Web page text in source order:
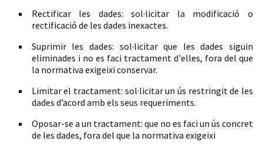
Rectificar les dades: sol·licitar la modificació o
rectificació de les dades inexactes.
Suprimir les dades: sol·licitar que les dades siguin
eliminades i no es faci tractament d'elles, fora del que
la normativa exigeixi conservar.
Limitar el tractament: sol·licitar un ús restringit de les
dades d’acord amb els seus requeriments.
Oposar-se a un tractament: que no es faci un ús concret
de les dades, fora del que la normativa exigeixi